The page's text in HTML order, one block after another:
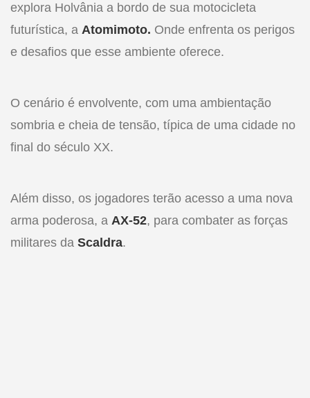
explora Holvânia a bordo de sua motocicleta
futurística, a Atomimoto. Onde enfrenta os perigos
e desafios que esse ambiente oferece.
O cenário é envolvente, com uma ambientação
sombria e cheia de tensão, típica de uma cidade no
final do século XX.
Além disso, os jogadores terão acesso a uma nova
arma poderosa, a AX-52, para combater as forças
militares da Scaldra.